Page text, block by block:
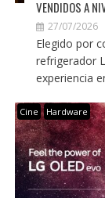
VENDIDOS A
27/07/2026
Elegido por
refrigerador
experiencia
Cine Hardware